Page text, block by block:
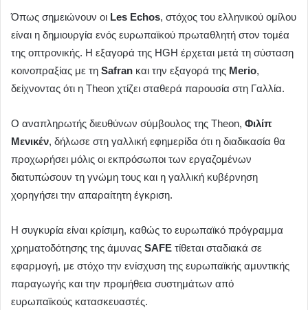
Όπως σημειώνουν οι Les Echos, στόχος του ελληνικού ομίλου
είναι η δημιουργία ενός ευρωπαϊκού πρωταθλητή στον τομέα
της οπτρονικής. Η εξαγορά της HGH έρχεται μετά τη σύσταση
κοινοπραξίας με τη Safran και την εξαγορά της Merio,
δείχνοντας ότι η Theon χτίζει σταθερά παρουσία στη Γαλλία.
Ο αναπληρωτής διευθύνων σύμβουλος της Theon, Φιλίπ
Μενικέν, δήλωσε στη γαλλική εφημερίδα ότι η διαδικασία θα
προχωρήσει μόλις οι εκπρόσωποι των εργαζομένων
διατυπώσουν τη γνώμη τους και η γαλλική κυβέρνηση
χορηγήσει την απαραίτητη έγκριση.
Η συγκυρία είναι κρίσιμη, καθώς το ευρωπαϊκό πρόγραμμα
χρηματοδότησης της άμυνας SAFE τίθεται σταδιακά σε
εφαρμογή, με στόχο την ενίσχυση της ευρωπαϊκής αμυντικής
παραγωγής και την προμήθεια συστημάτων από
ευρωπαϊκούς κατασκευαστές.